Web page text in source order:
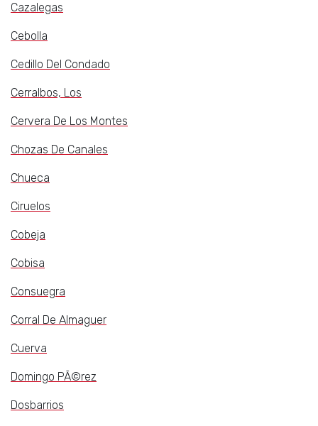
Cazalegas
Cebolla
Cedillo Del Condado
Cerralbos, Los
Cervera De Los Montes
Chozas De Canales
Chueca
Ciruelos
Cobeja
Cobisa
Consuegra
Corral De Almaguer
Cuerva
Domingo PÃ©rez
Dosbarrios